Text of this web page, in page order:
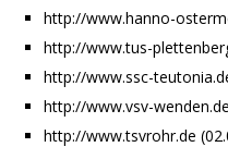
http://www.hanno-
http://www.tus-
http://www.ssc-
http://www.vsv-
http://www.tsvrohr.de